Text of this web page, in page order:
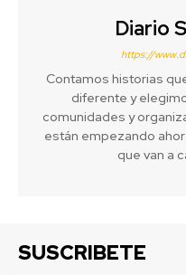
Diario
https://
Contamos historias
diferente y
comunidades y
están empezando
que van a
SUSCRIBETE